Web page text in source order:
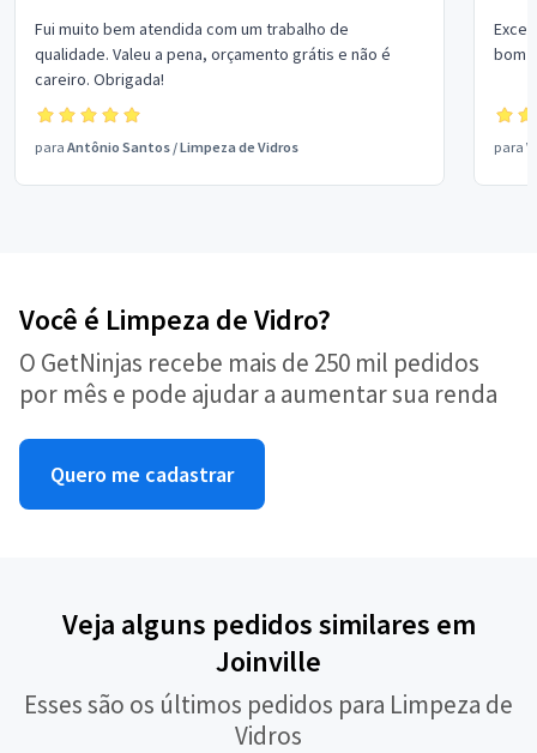
Fui muito bem atendida com um trabalho de
qualidade. Valeu a pena, orçamento grátis e não é
careiro. Obrigada!
para Antônio Santos /Limpeza de Vidros
bom
para
Você é Limpeza de Vidro?
O GetNinjas recebe mais de 250 mil pedidos
por mês e pode ajudar a aumentar sua renda
Quero me cadastrar
Veja alguns pedidos similares em
Joinville
Esses são os últimos pedidos para Limpeza de
Vidros